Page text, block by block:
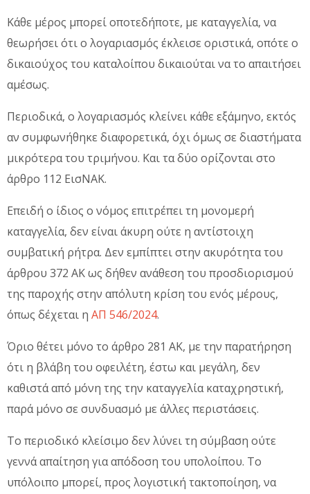
Κάθε μέρος μπορεί οποτεδήποτε, με καταγγελία, να
θεωρήσει ότι ο λογαριασμός έκλεισε οριστικά, οπότε ο
δικαιούχος του καταλοίπου δικαιούται να το απαιτήσει
αμέσως.
Περιοδικά, ο λογαριασμός κλείνει κάθε εξάμηνο, εκτός
αν συμφωνήθηκε διαφορετικά, όχι όμως σε διαστήματα
μικρότερα του τριμήνου. Και τα δύο ορίζονται στο
άρθρο 112 ΕισΝΑΚ.
Επειδή ο ίδιος ο νόμος επιτρέπει τη μονομερή
καταγγελία, δεν είναι άκυρη ούτε η αντίστοιχη
συμβατική ρήτρα. Δεν εμπίπτει στην ακυρότητα του
άρθρου 372 ΑΚ ως δήθεν ανάθεση του προσδιορισμού
της παροχής στην απόλυτη κρίση του ενός μέρους,
όπως δέχεται η ΑΠ 546/2024.
Όριο θέτει μόνο το άρθρο 281 ΑΚ, με την παρατήρηση
ότι η βλάβη του οφειλέτη, έστω και μεγάλη, δεν
καθιστά από μόνη της την καταγγελία καταχρηστική,
παρά μόνο σε συνδυασμό με άλλες περιστάσεις.
Το περιοδικό κλείσιμο δεν λύνει τη σύμβαση ούτε
γεννά απαίτηση για απόδοση του υπολοίπου. Το
υπόλοιπο μπορεί, προς λογιστική τακτοποίηση, να